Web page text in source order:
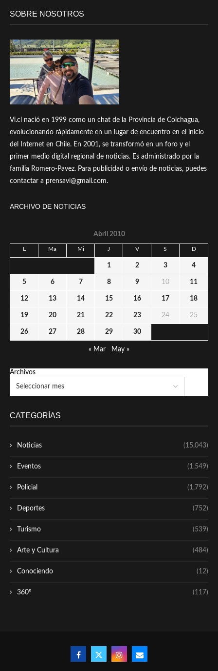
SOBRE NOSOTROS
Vi.cl nació en 1999 como un chat de la Provincia de Colchagua,
evolucionando rápidamente en un lugar de encuentro en el inicio
del Internet en Chile. En 2001, se transformó en un foro y el
primer medio digital regional de noticias. Es administrado por la
familia Romero-Pavez. Para publicidad o envío de noticias, puedes
contactar a prensavi@gmail.com.
ARCHIVO DE NOTICIAS
Abril 2010
L Ma Mi J V S D
1 2 3 4
5 6 7 8 9 10 11
12 13 14 15 16 17 18
19 20 21 22 23 24 25
26 27 28 29 30
« Mar May »
Archivos
CATEGORÍAS
Noticias (15,043)
Eventos (1,549)
Policial (1,792)
Deportes (752)
Turismo (539)
Arte y Cultura (484)
Conociendo (12)
360º (117)